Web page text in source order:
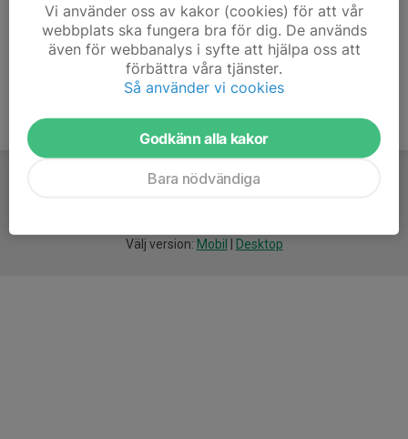
Välj version: Mobil Desktop
Vi använder oss av kakor (cookies) för att vår
webbplats ska fungera bra för dig. De används
även för webbanalys i syfte att hjälpa oss att
förbättra våra tjänster.
Så använder vi cookies
Godkänn alla kakor
Bara nödvändiga